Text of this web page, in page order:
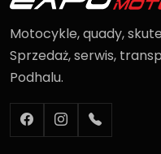
Motocykle, quady,
Sprzedaż, serwis,
Podhalu.